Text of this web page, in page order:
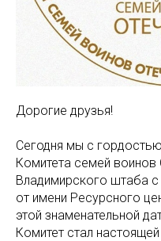
Дорогие друзья!
Сегодня мы с
Комитета семей воинов
Владимирского штаба
от имени Ресурсного
этой знаменательной
Комитет стал